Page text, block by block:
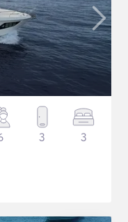
3 3